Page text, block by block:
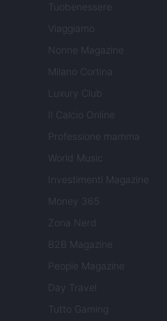
Tuobenessere
Viaggiamo
Nonne Magazine
Milano Cortina
Luxury Club
Il Calcio Online
Professione mamma
World Music
Investimenti Magazine
Money 365
Zona Nerd
B2B Magazine
People Magazine
Day Travel
Tutto Gaming